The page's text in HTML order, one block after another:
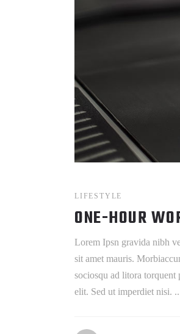
LIFESTYLE
ONE-HOUR
Lorem Ipsn gravida nibh
sit amet mauris.
sociosqu ad litora torquent
elit. Sed ut imperdiet nisi.